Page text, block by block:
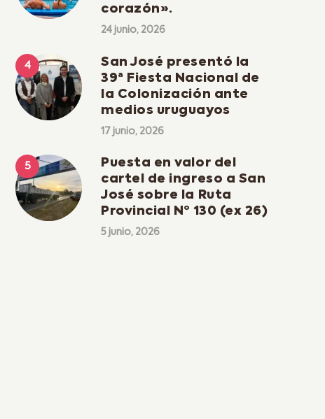
corazón».
24 junio, 2026
San José presentó la
39ª Fiesta Nacional de
la Colonización ante
medios uruguayos
17 junio, 2026
Puesta en valor del
cartel de ingreso a San
José sobre la Ruta
Provincial Nº 130 (ex 26)
5 junio, 2026